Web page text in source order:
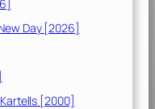
Day [2026]
[2000]